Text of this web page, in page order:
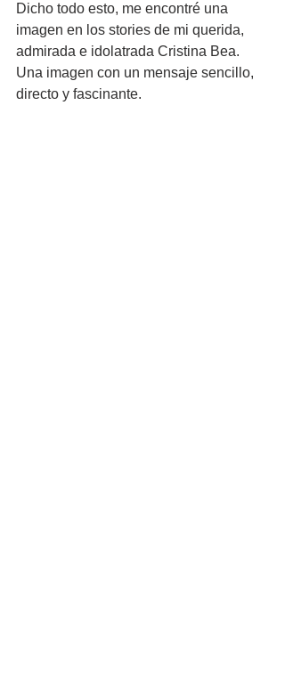
Dicho todo esto, me encontré una
imagen en los stories de mi querida,
admirada e idolatrada Cristina Bea.
Una imagen con un mensaje sencillo,
directo y fascinante.